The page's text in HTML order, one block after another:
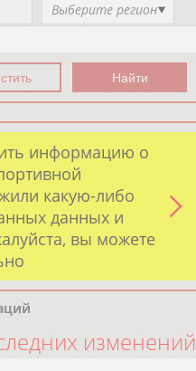
Выберите регион
информацию о
какую-либо
данных и
вы можете
изменений